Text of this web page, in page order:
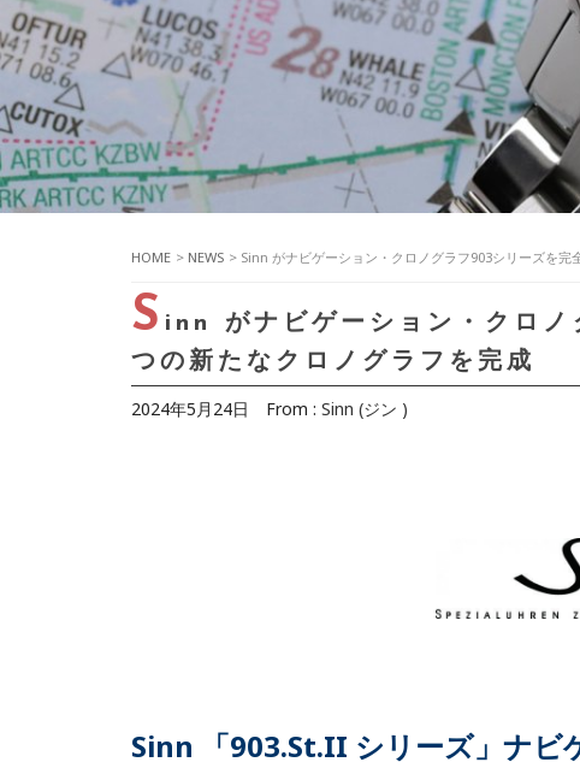
HOME > NEWS > Sinn がナビゲーション・クロノグラフ903シリーズを
S inn がナビゲーション・クロ
つの新たなクロノグラフを完成
2024年5月24日 From : Sinn (ジン )
Sinn 「903.St.II シリーズ」ナビ